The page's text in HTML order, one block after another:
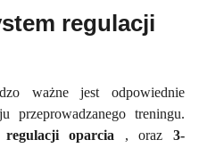
regulacji
ważne jest odpowiednie
przeprowadzanego treningu.
regulacji oparcia , oraz3-